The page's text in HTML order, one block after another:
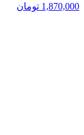
1,870,000 تومان